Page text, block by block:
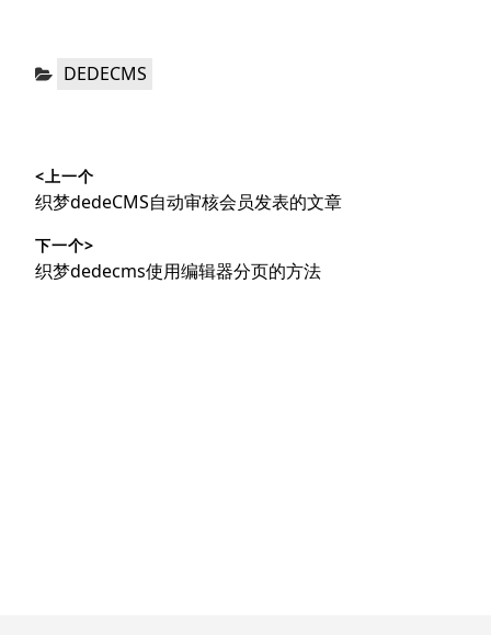
分
DEDECMS
章
导
航
<上一个
上
文
章：
织梦dedeCMS自动审核会员发表的文章
下一个>
下
织梦dedecms使用编辑器分页的方法